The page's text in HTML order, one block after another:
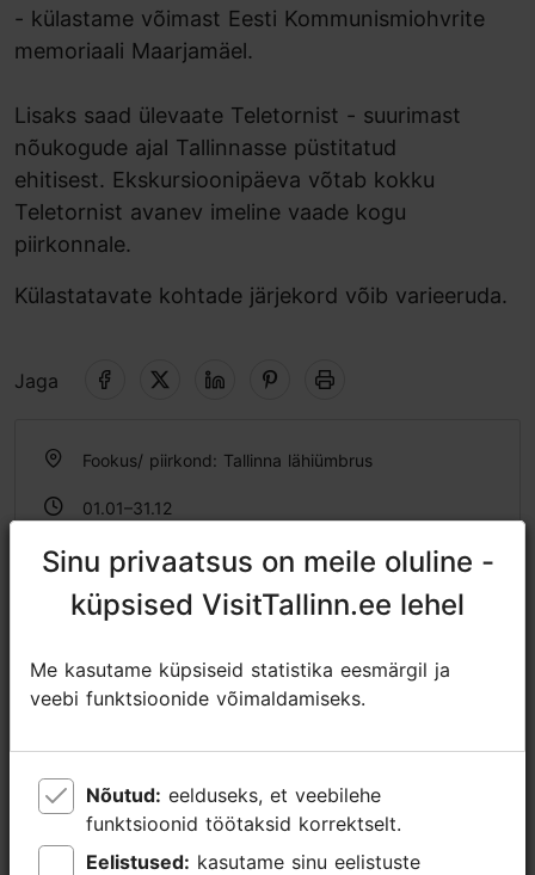
- külastame võimast Eesti Kommunismiohvrite
memoriaali Maarjamäel.
Lisaks saad ülevaate Teletornist - suurimast
nõukogude ajal Tallinnasse püstitatud
ehitisest. Ekskursioonipäeva võtab kokku
Teletornist avanev imeline vaade kogu
piirkonnale.
Külastatavate kohtade järjekord võib varieeruda.
Jaga
Fookus/ piirkond: Tallinna lähiümbrus
01.01–31.12
Loe lähemalt
info@pranglireisid.ee
Lisainfo
Loe lähemalt
Sinu privaatsus on meile oluline -
küpsised VisitTallinn.ee lehel
Me kasutame küpsiseid statistika eesmärgil ja
veebi funktsioonide võimaldamiseks.
Nõutud:
funktsioonid töötaksid korrektselt.
Eelistused:
Sinu privaatsus on meile oluline -
küpsised VisitTallinn.ee lehel
Me kasutame küpsiseid statistika eesmärgil ja
veebi funktsioonide võimaldamiseks.
Nõutud:
funktsioonid töötaksid korrektselt.
Eelistused: